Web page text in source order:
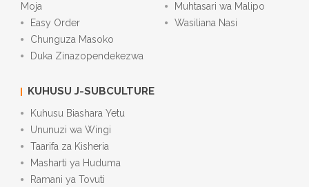
Moja
Easy Order
Chunguza Masoko
Duka Zinazopendekezwa
Muhtasari wa Malipo
Wasiliana Nasi
KUHUSU J-SUBCULTURE
Kuhusu Biashara Yetu
Ununuzi wa Wingi
Taarifa za Kisheria
Masharti ya Huduma
Ramani ya Tovuti